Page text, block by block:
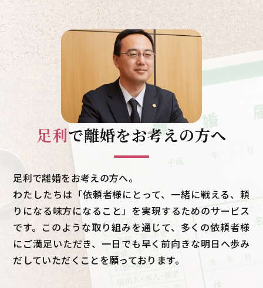
足利で離婚をお考えの方へ
足利で離婚をお考えの方へ。
わたしたちは「依頼者様にとって、一緒に戦える、頼
りになる味方になること」を実現するためのサービス
です。このような取り組みを通じて、多くの依頼者様
にご満足いただき、一日でも早く前向きな明日へ歩み
だしていただくことを願っております。